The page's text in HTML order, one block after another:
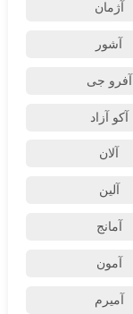
آژمان
آشور
آفرو جی
آکو آزاد
آلان
آلین
آمانج
آمون
آمیرم